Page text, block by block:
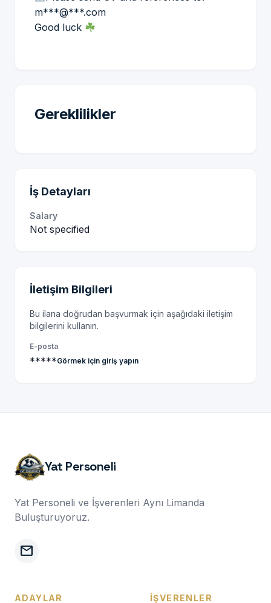
m***@***.com
Good luck
Gereklilikler
İş Detayları
Salary
Not specified
İletişim Bilgileri
Bu ilana doğrudan başvurmak için aşağıdaki iletişim
bilgilerini kullanın.
E-posta
*****Görmek için giriş yapın
Yat Personeli
Yat Personeli ve İşverenleri Aynı Limanda
Buluşturuyoruz.
mail
ADAYLAR İŞVERENLER